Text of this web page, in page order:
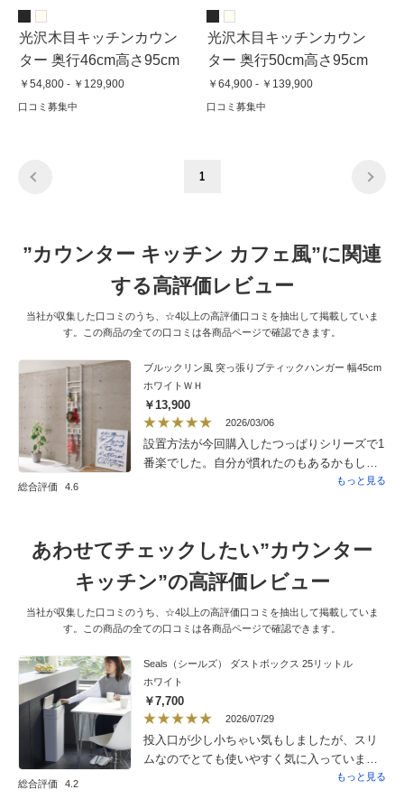
光沢木目キッチンカウン
ター 奥行46cm高さ95cm
￥54,800 - ￥129,900
口コミ募集中
光沢木目キッチンカウン
ター 奥行50cm高さ95cm
￥64,900 - ￥139,900
口コミ募集中
1
”カウンター キッチン カフェ風”に関連
する高評価レビュー
当社が収集した口コミのうち、☆4以上の高評価口コミを抽出して掲載していま
す。この商品の全ての口コミは各商品ページで確認できます。
総合評価 4.6
ブルックリン風 突っ張りブティックハンガー 幅45cm
ホワイトＷＨ
￥13,900
2026/03/06
設置方法が今回購入したつっぱりシリーズで1
番楽でした。自分が慣れたのもあるかもしれ
ませんが…。他社さんと悩んで、こちらの方
ンのカウンター横にエコバッグなどを吊り下
げています。
もっと見る
あわせてチェックしたい”カウンター
キッチン”の高評価レビュー
当社が収集した口コミのうち、☆4以上の高評価口コミを抽出して掲載していま
す。この商品の全ての口コミは各商品ページで確認できます。
総合評価 4.2
Seals（シールズ） ダストボックス 25リットル
ホワイト
￥7,700
2026/07/29
投入口が少し小ちゃい気もしましたが、スリ
ムなのでとても使いやすく気に入っていま
す。。購入する前に値上がってしまったのが
もっと見る